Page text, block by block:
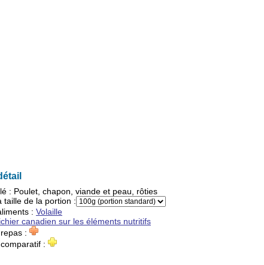
: Poulet, chapon, viande et peau, rôties
taille de la portion :
: Volaille
canadien sur les éléments nutritifs
:
: